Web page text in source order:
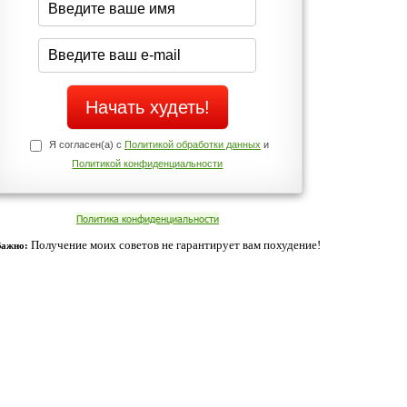
Да
Нет
Телефоны службы поддержки
+7 (909) 421-77-27
cookies. Оставаясь с нами, вы соглашаетесь с нашей
Согласен